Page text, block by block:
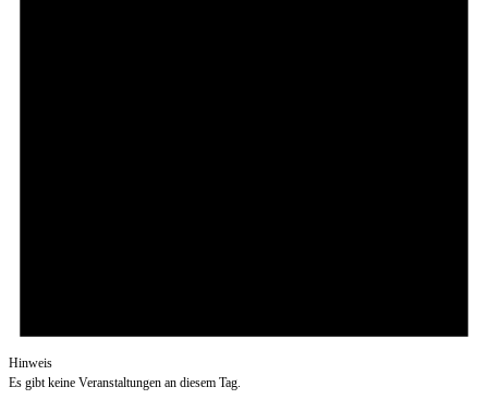
Hinweis
Es gibt keine Veranstaltungen an diesem Tag.